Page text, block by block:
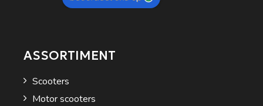
ASSORTIMENT
Scooters
Motor scooters